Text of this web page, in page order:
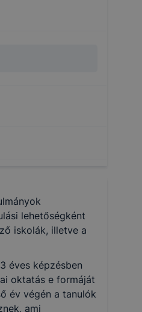
lehetőségként
iskolák, illetve a
éves képzésben
oktatás e formáját
év végén a tanulók
ami